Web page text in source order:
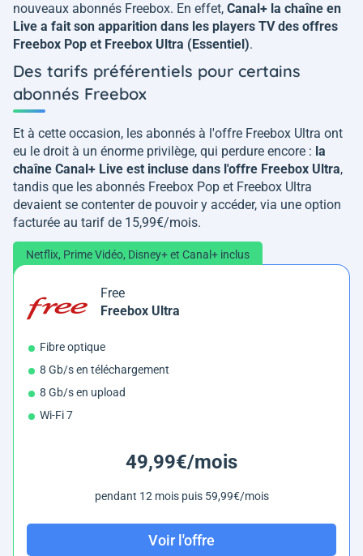
nouveaux abonnés Freebox. En effet, Canal+ la chaîne en
Live a fait son apparition dans les players TV des offres
Freebox Pop et Freebox Ultra (Essentiel).
Des tarifs préférentiels pour certains
abonnés Freebox
Et à cette occasion, les abonnés à l'offre Freebox Ultra ont
eu le droit à un énorme privilège, qui perdure encore : la
chaîne Canal+ Live est incluse dans l'offre Freebox Ultra,
tandis que les abonnés Freebox Pop et Freebox Ultra
devaient se contenter de pouvoir y accéder, via une option
facturée au tarif de 15,99€/mois.
Netflix, Prime Vidéo, Disney+ et Canal+ inclus
Free
Freebox Ultra
Fibre optique
8 Gb/s en téléchargement
8 Gb/s en upload
Wi-Fi 7
49,99€/mois
pendant 12 mois puis 59,99€/mois
Voir l'offre